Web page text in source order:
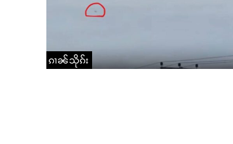
ၵၢၼ်သိုၵ်း